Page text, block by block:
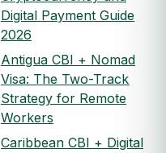
Digital Payment Guide
2026
Antigua CBI + Nomad
Visa: The Two-Track
Strategy for Remote
Workers
Caribbean CBI + Digital